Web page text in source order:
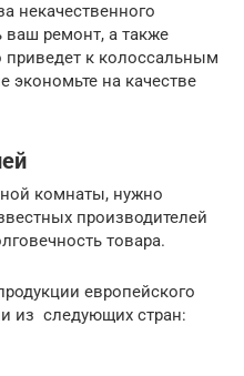
некачественного
ваш ремонт, а также
приведет к колоссальным
экономьте на качестве
комнаты, нужно
производителей
товара.
европейского
из следующих стран: